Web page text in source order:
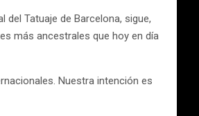
del Tatuaje de Barcelona, sigue,
más ancestrales que hoy en día
Nuestra intención es